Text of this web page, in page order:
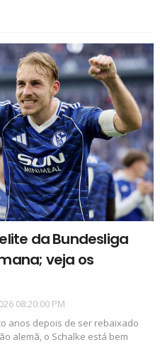
da Bundesliga
veja os
08:20:00 PM
anos depois de ser rebaixado
alemã, o Schalke está bem